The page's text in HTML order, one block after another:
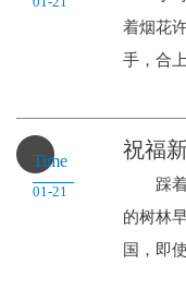
着烟花
手，合
Time
01-21
祝福
踩着
的树林
国，即